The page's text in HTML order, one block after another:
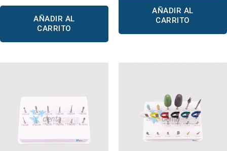
AÑADIR AL
CARRITO
AÑADIR AL
CARRITO